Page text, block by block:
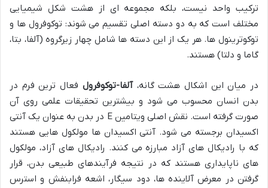
ترکیب واحد نیست، بلکه مجموعه ای از هشت شکل شیمیایی
مختلف است که به دو دسته اصلی تقسیم می شوند: توکوفرول ها و
توکوترینول ها. هر یک از این دسته ها شامل چهار زیرگروه (آلفا، بتا،
گاما و دلتا) هستند.
در میان این اشکال هشت گانه،آلفا-توکوفرول فعال ترین فرم در
بدن انسان محسوب می شود و بیشترین تحقیقات علمی روی آن
صورت گرفته است. نقش اصلی ویتامین E در بدن به عنوان یک آنتی
اکسیدان برجسته می شود. آنتی اکسیدان ها مولکول هایی هستند
که با رادیکال های آزاد مبارزه می کنند. رادیکال های آزاد، مولکول
های ناپایداری هستند که در نتیجه فرآیندهای طبیعی بدن، قرار
گرفتن در معرض آلاینده ها، دود سیگار، اشعه فرابنفش و استرس